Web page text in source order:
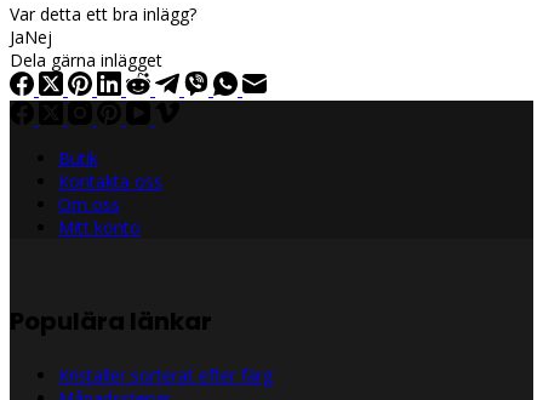
Var detta ett bra inlägg?
JaNej
Dela gärna inlägget
Butik
Kontakta oss
Om oss
Mitt konto
Populära länkar
Kristaller sorterat efter färg